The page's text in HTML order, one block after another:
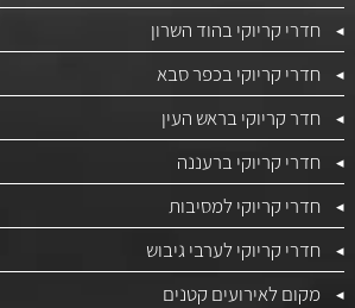
חדרי קריוקי בהוד השרון
חדרי קריוקי בכפר סבא
חדר קריוקי בראש העין
חדרי קריוקי ברעננה
חדרי קריוקי למסיבות
חדרי קריוקי לערבי גיבוש
מקום לאירועים קטנים